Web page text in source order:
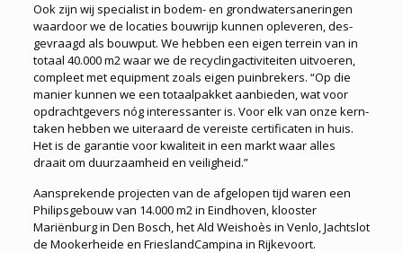
Ook zijn wij specialist in bodem- en grondwatersaneringen
waardoor we de locaties bouwrijp kunnen opleveren, des­
gevraagd als bouwput. We hebben een eigen terrein van in
totaal 40.000 m2 waar we de recyclingactiviteiten uitvoeren,
compleet met equipment zoals eigen puinbrekers. “Op die
manier kunnen we een totaalpakket aanbieden, wat voor
opdrachtgevers nóg interessanter is. Voor elk van onze kern­
taken hebben we uiteraard de vereiste certificaten in huis.
Het is de garantie voor kwaliteit in een markt waar alles
draait om duurzaamheid en veiligheid.”
Aansprekende projecten van de afgelopen tijd waren een
Philipsgebouw van 14.000 m2 in Eindhoven, klooster
Mariënburg in Den Bosch, het Ald Weishoès in Venlo, Jachtslot
de Mookerheide en FrieslandCampina in Rijkevoort.